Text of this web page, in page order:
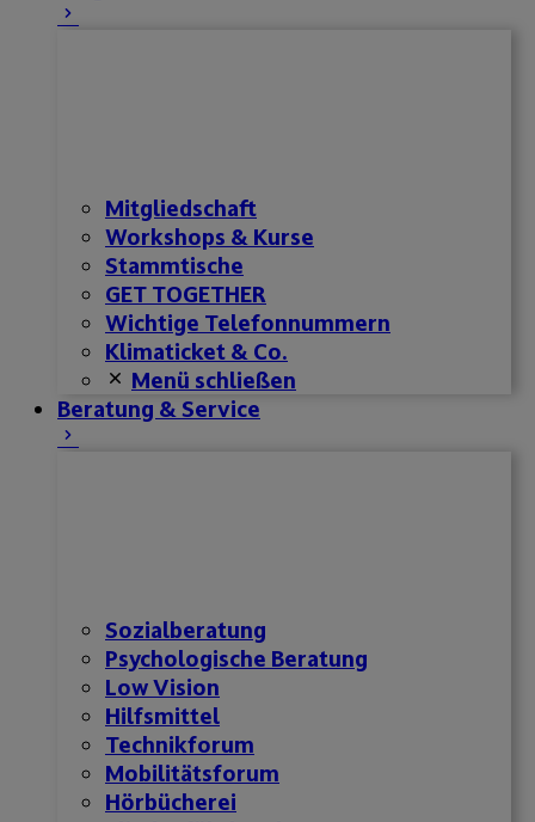
Mitgliedschaft
Workshops & Kurse
Stammtische
GET TOGETHER
Wichtige Telefonnummern
Klimaticket & Co.
Menü schließen
Beratung & Service
Sozialberatung
Psychologische Beratung
Low Vision
Hilfsmittel
Technikforum
Mobilitätsforum
Hörbücherei